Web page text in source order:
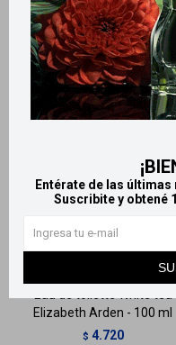
Entérate de las
Suscribite y obtené
Llega en2 HS
Elizabeth Arden - 100 ml
$ 4.720